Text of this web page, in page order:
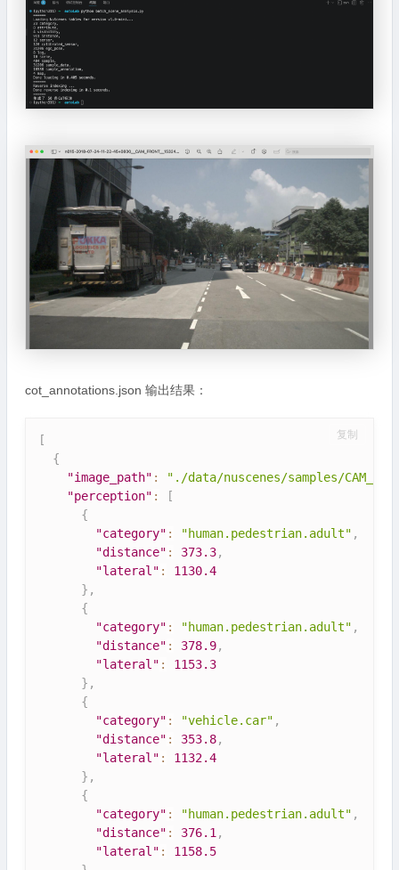
cot_annotations.json 输出结果：
[
{
"image_path" :
"./data/nuscenes/samples/
"perception" :
[
{
"category" : "human.pedestrian.adult" ,
"distance" : 373.3,
"lateral" :
1130.4
} ,
{
"category" : "human.pedestrian.adult" ,
"distance" : 378.9,
"lateral" :
1153.3
} ,
{
"category" : "vehicle.car" ,
"distance" : 353.8,
"lateral" :
1132.4
} ,
{
"category" : "human.pedestrian.adult" ,
"distance" : 376.1,
"lateral" :
1158.5
复制